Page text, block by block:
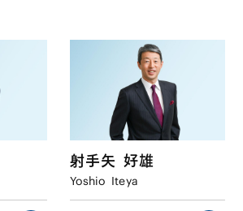
射手矢 好雄
Yoshio Iteya